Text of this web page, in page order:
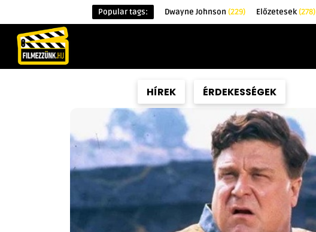
Popular tags: Dwayne Johnson (229) Előzetesek(278)
HÍREK ÉRDEKESSÉGEK